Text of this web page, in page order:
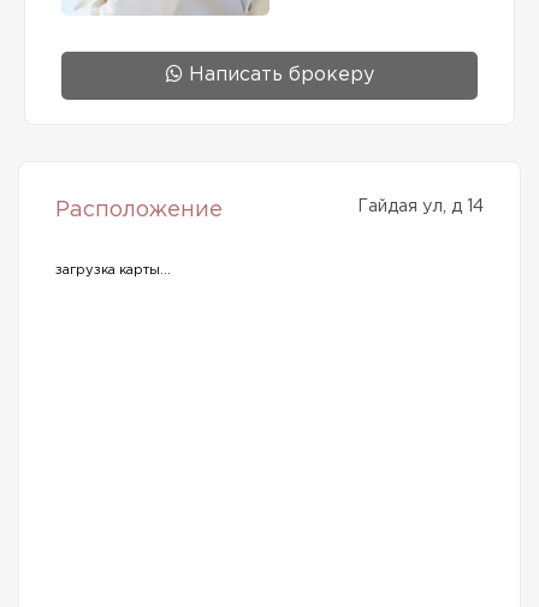
Написать брокеру
Расположение Гайдая ул, д 14
загрузка карты...